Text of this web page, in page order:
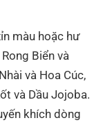
màu hoặc hư
Biển và
và Hoa Cúc,
và Dầu Jojoba.
khích dòng